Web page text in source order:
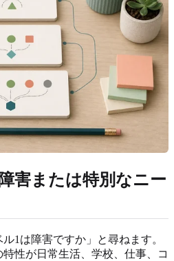
害または特別なニー
1は障害ですか」と尋ねます。
性が日常生活、学校、仕事、コ